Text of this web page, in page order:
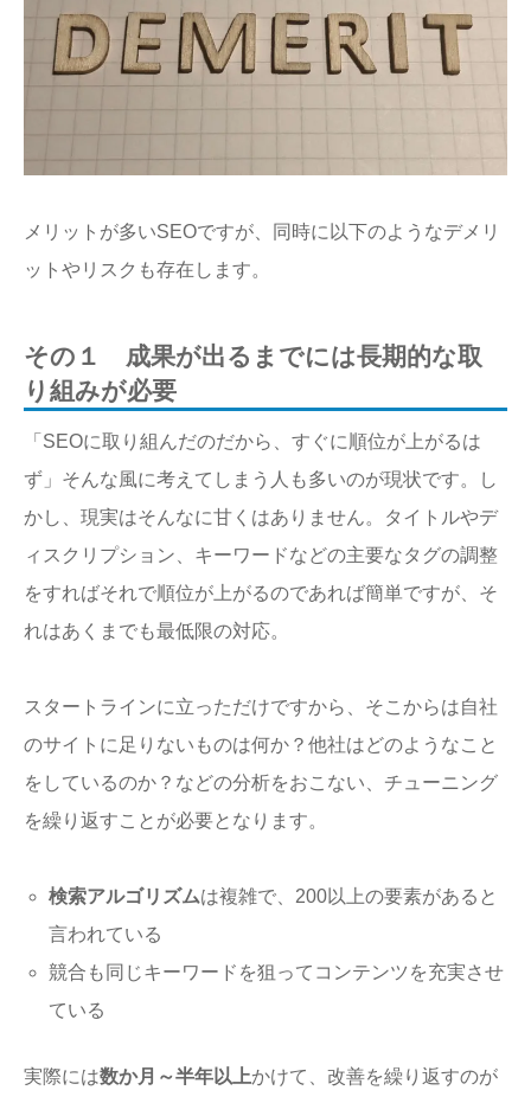
メリットが多いSEOですが、同時に以下のようなデメリ
ットやリスクも存在します。
その１ 成果が出るまでには長期的な取
り組みが必要
「SEOに取り組んだのだから、すぐに順位が上がるは
ず」そんな風に考えてしまう人も多いのが現状です。し
かし、現実はそんなに甘くはありません。タイトルやデ
ィスクリプション、キーワードなどの主要なタグの調整
をすればそれで順位が上がるのであれば簡単ですが、そ
れはあくまでも最低限の対応。
スタートラインに立っただけですから、そこからは自社
のサイトに足りないものは何か？他社はどのようなこと
をしているのか？などの分析をおこない、チューニング
を繰り返すことが必要となります。
検索アルゴリズムは複雑で、200以上の要素があると
言われている
競合も同じキーワードを狙ってコンテンツを充実させ
ている
実際には数か月～半年以上かけて、改善を繰り返すのが